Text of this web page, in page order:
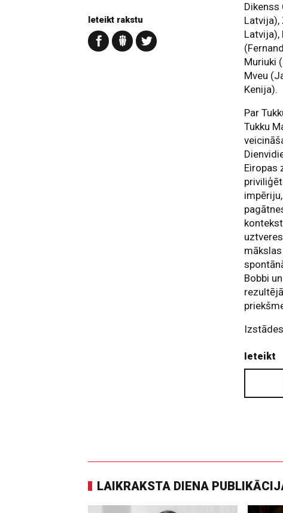
Ieteikt rakstu
Dikenss
Latvija),
Latvija),
Muriuki
Mveu
Kenija).
Par
Tukku
Eiropas
Bobbi
Ieteikt
LAIKRAKSTA DIENA